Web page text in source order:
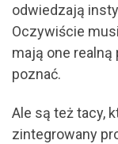
odwiedzają
Oczywiście
mają one
poznać.
Ale są też tacy,
zintegrowany